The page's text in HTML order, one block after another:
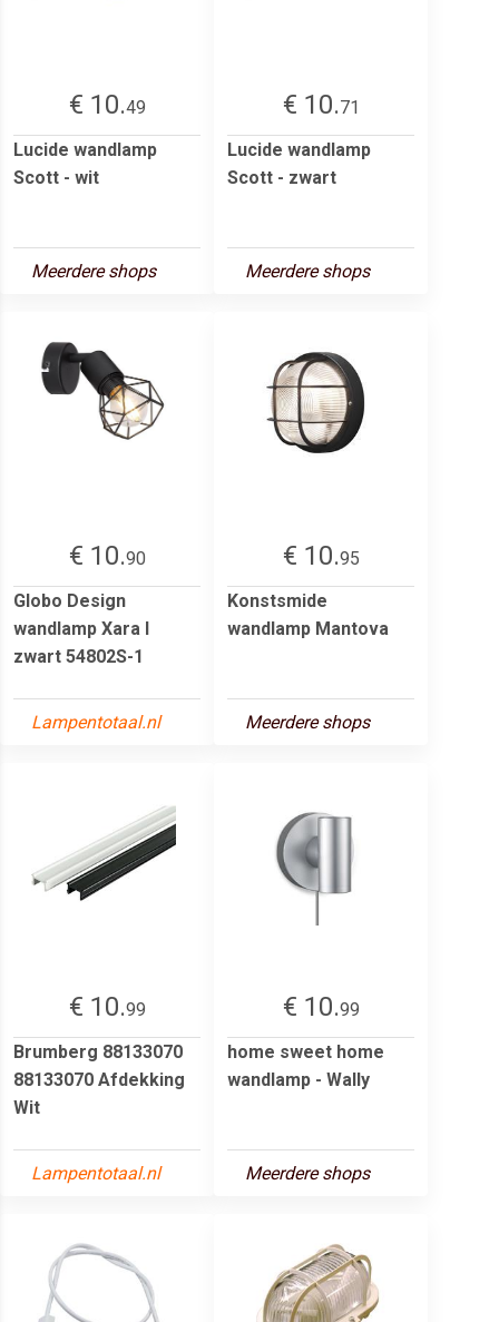
€ 10.49
Lucide wandlamp
Scott - wit
Meerdere shops
€ 10.71
Lucide wandlamp
Scott - zwart
Meerdere shops
€ 10.90
Globo Design
wandlamp Xara I
zwart 54802S-1
Lampentotaal.nl
€ 10.95
Konstsmide
wandlamp Mantova
Meerdere shops
€ 10.99
Brumberg 88133070
88133070 Afdekking
Wit
Lampentotaal.nl
€ 10.99
home sweet home
wandlamp - Wally
Meerdere shops